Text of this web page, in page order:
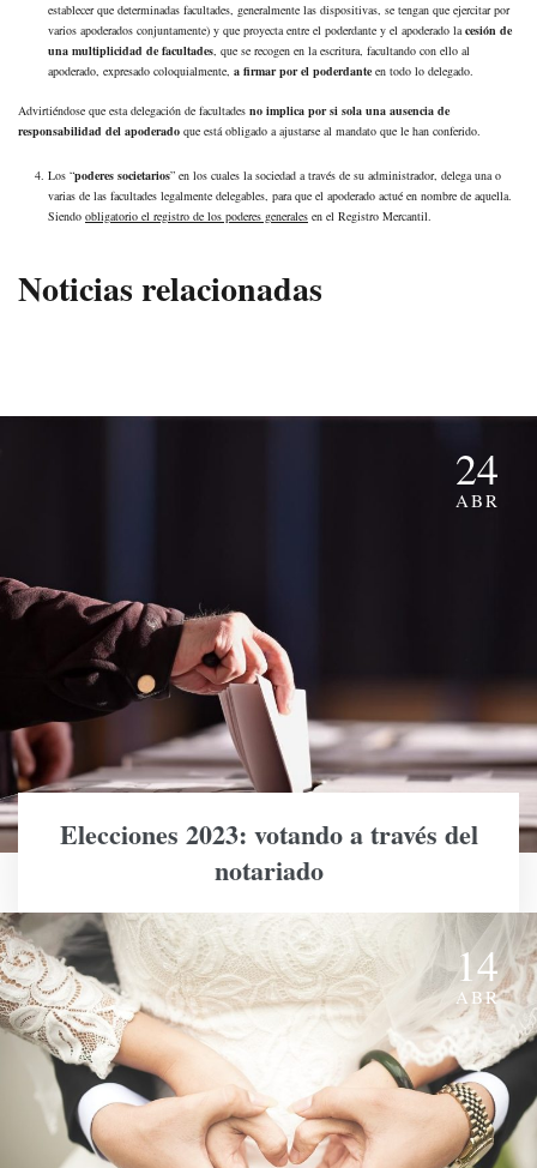
establecer que determinadas facultades, generalmente las dispositivas, se tengan que ejercitar por
varios apoderados conjuntamente) y que proyecta entre el poderdante y el apoderado lacesión de
una multiplicidad de facultades, que se recogen en la escritura, facultando con ello al
apoderado, expresado coloquialmente, a firmar por el poderdante en todo lo delegado.
Advirtiéndose que esta delegación de facultades no implica por si sola una ausencia de
responsabilidad del apoderado que está obligado a ajustarse al mandato que le han conferido.
Los “poderes societarios” en los cuales la sociedad a través de su administrador, delega una o
varias de las facultades legalmente delegables, para que el apoderado actué en nombre de aquella.
Siendo obligatorio el registro de los poderes generales en el Registro Mercantil.
Noticias relacionadas
24
ABR
Elecciones 2023: votando a través del
notariado
14
ABR